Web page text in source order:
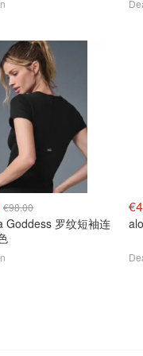
€98.00
Goddess 罗纹短袖连